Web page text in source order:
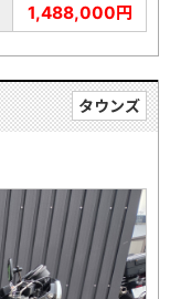
1,488,000円
タウンズ